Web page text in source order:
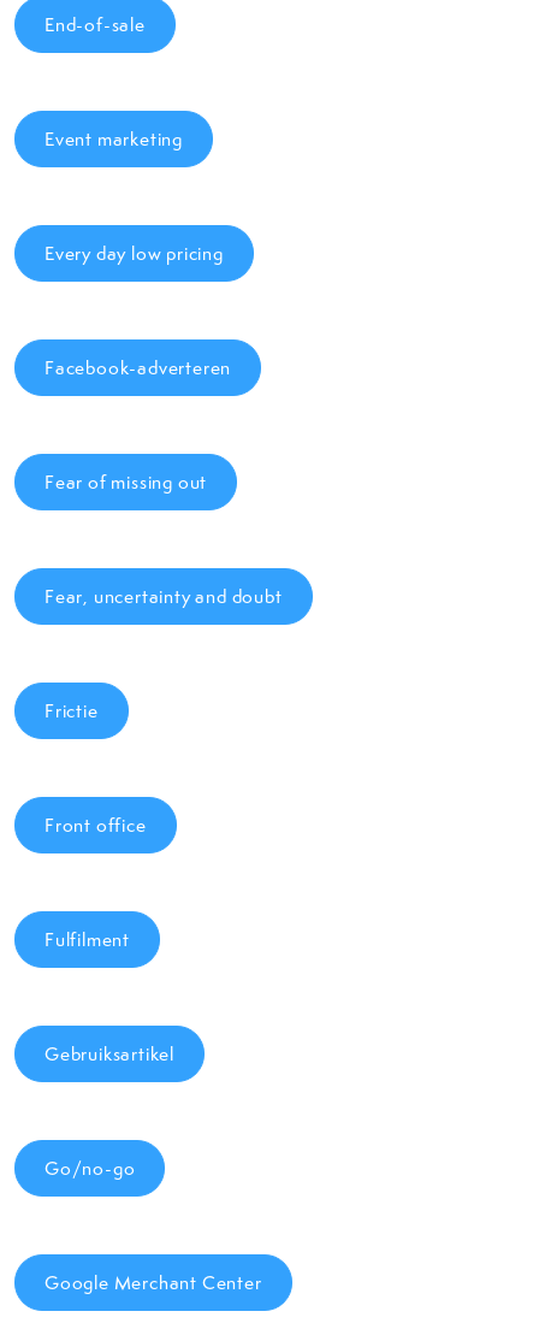
End-of-sale
Event marketing
Every day low pricing
Facebook-adverteren
Fear of missing out
Fear, uncertainty and doubt
Frictie
Front office
Fulfilment
Gebruiksartikel
Go/no-go
Google Merchant Center